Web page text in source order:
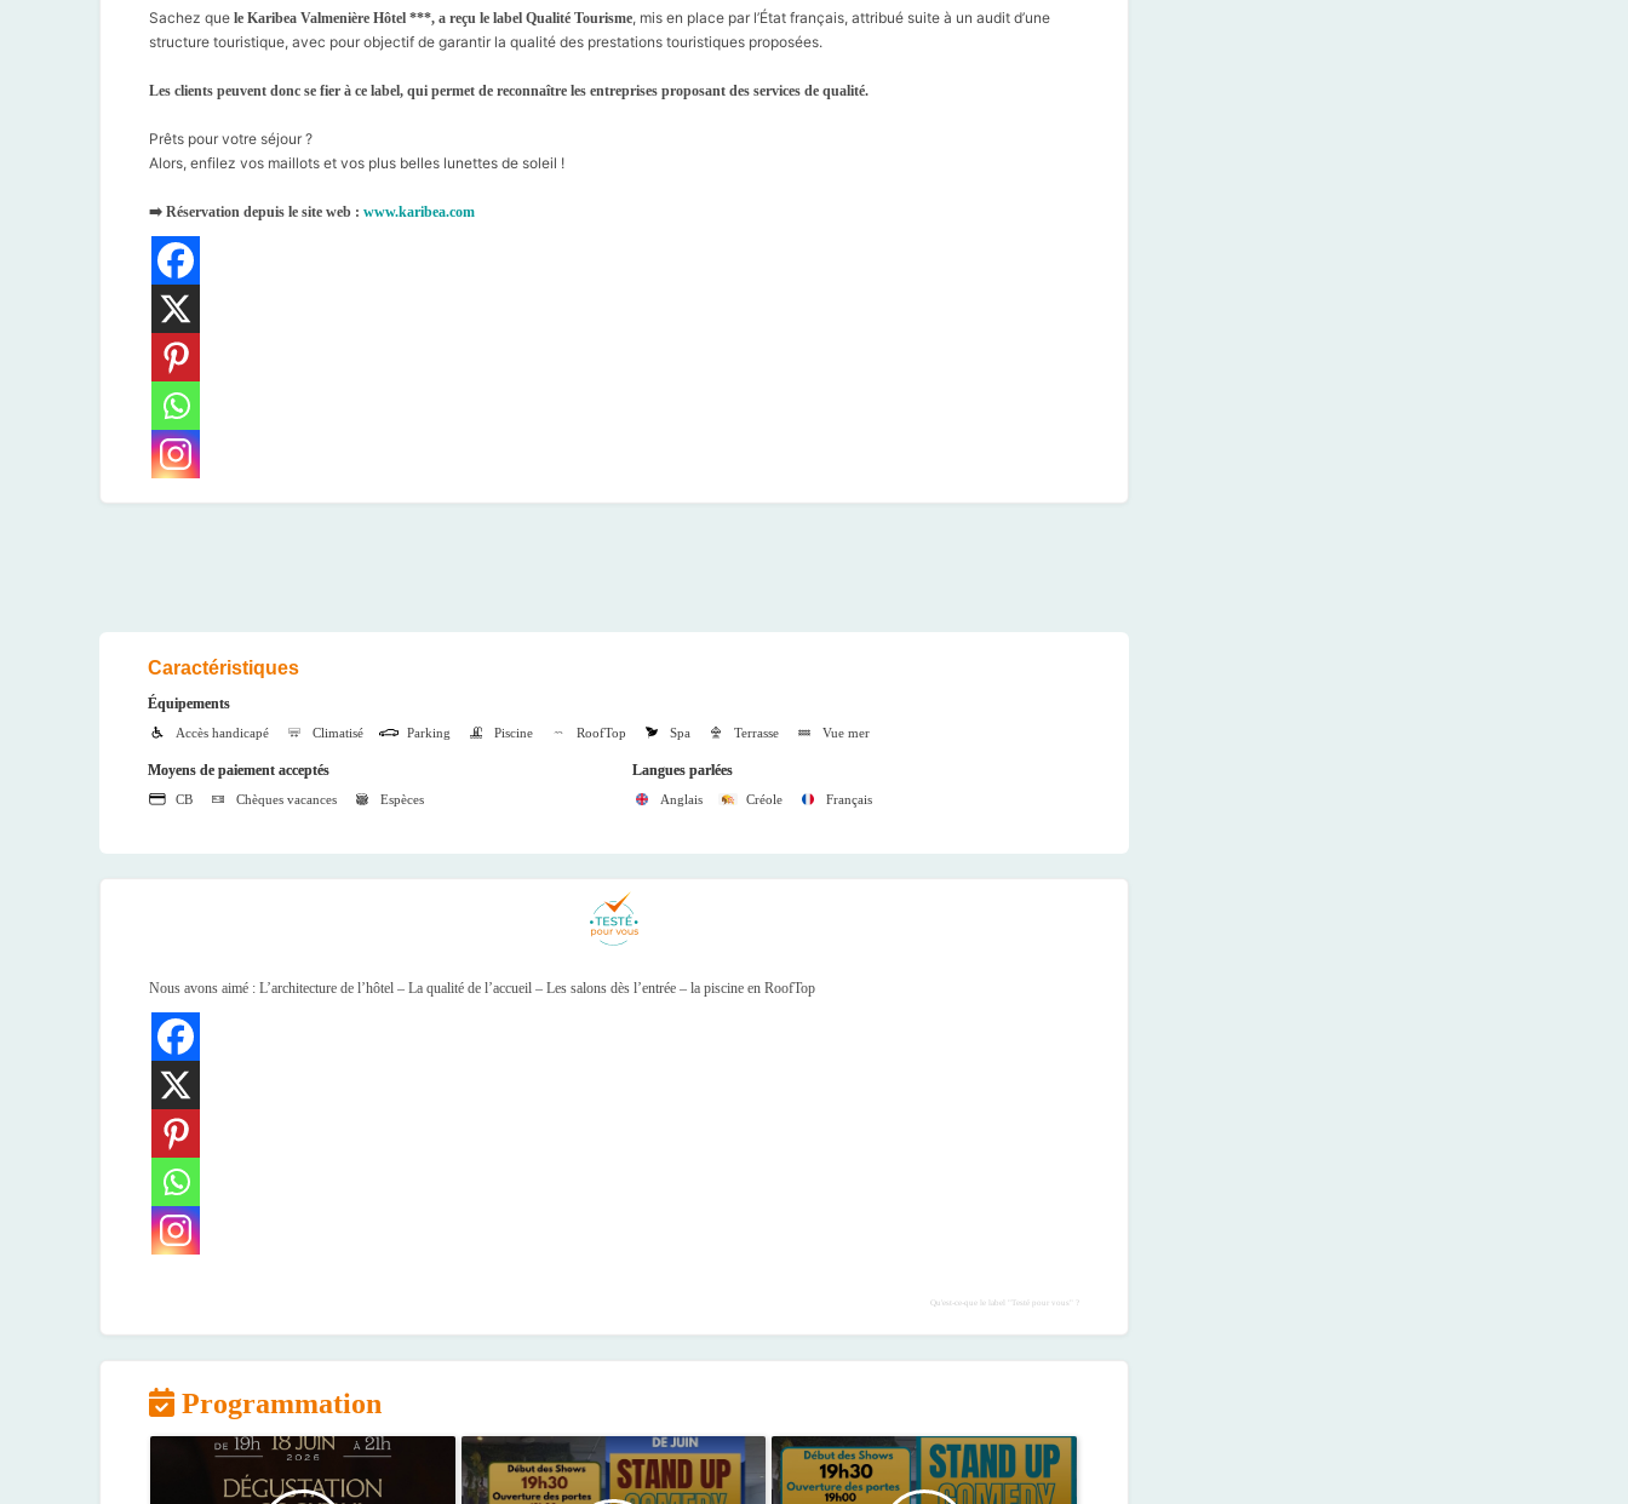
Sachez que le Karibea Valmenière Hôtel ***, a reçu le label Qualité Tourisme , mis en place par l’État français, attribué suite à un audit d’une
structure touristique, avec pour objectif de garantir la qualité des prestations touristiques proposées.
Les clients peuvent donc se fier à ce label, qui permet de reconnaître les entreprises proposant des services de qualité.
Prêts pour votre séjour ?
Alors, enfilez vos maillots et vos plus belles lunettes de soleil !
➡️ Réservation depuis le site web : www.karibea.com
Caractéristiques
Équipements
Accès handicapé Climatisé Parking Piscine RoofTop Spa Terrasse Vue mer
Moyens de paiement acceptés
CB Chèques vacances Espèces
Langues parlées
Anglais Créole Français
Nous avons aimé : L’architecture de l’hôtel – La qualité de l’accueil – Les salons dès l’entrée – la piscine en RoofTop
Qu'est-ce-que le label "Testé pour vous" ?
Programmation